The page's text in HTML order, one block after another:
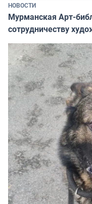
НОВОСТИ
Мурманская Арт-
сотрудничеству